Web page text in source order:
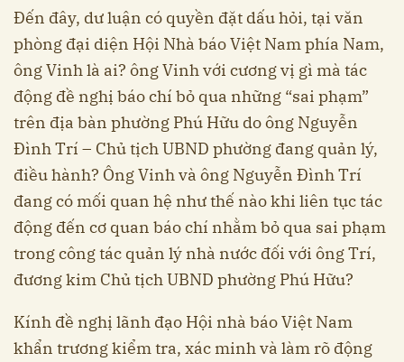
Đến đây, dư luận có quyền đặt dấu hỏi, tại văn
phòng đại diện Hội Nhà báo Việt Nam phía Nam,
ông Vinh là ai? ông Vinh với cương vị gì mà tác
động đề nghị báo chí bỏ qua những “sai phạm”
trên địa bàn phường Phú Hữu do ông Nguyễn
Đình Trí – Chủ tịch UBND phường đang quản lý,
điều hành? Ông Vinh và ông Nguyễn Đình Trí
đang có mối quan hệ như thế nào khi liên tục tác
động đến cơ quan báo chí nhằm bỏ qua sai phạm
trong công tác quản lý nhà nước đối với ông Trí,
đương kim Chủ tịch UBND phường Phú Hữu?
Kính đề nghị lãnh đạo Hội nhà báo Việt Nam
khẩn trương kiểm tra, xác minh và làm rõ động